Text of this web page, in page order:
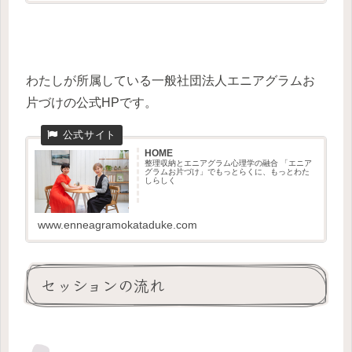
わたしが所属している一般社団法人エニアグラムお
片づけの公式HPです。
HOME
整理収納とエニアグラム心理学の融合 「エニア
グラムお片づけ」でもっとらくに、もっとわた
しらしく
www.enneagramokataduke.com
セッションの流れ